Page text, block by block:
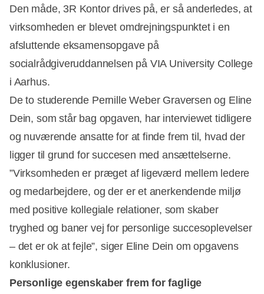
Den måde, 3R Kontor drives på, er så anderledes, at
virksomheden er blevet omdrejningspunktet i en
afsluttende eksamensopgave på
socialrådgiveruddannelsen på VIA University College
i Aarhus.
De to studerende Pernille Weber Graversen og Eline
Dein, som står bag opgaven, har interviewet tidligere
og nuværende ansatte for at finde frem til, hvad der
ligger til grund for succesen med ansættelserne.
”Virksomheden er præget af ligeværd mellem ledere
og medarbejdere, og der er et anerkendende miljø
med positive kollegiale relationer, som skaber
tryghed og baner vej for personlige succesoplevelser
– det er ok at fejle”, siger Eline Dein om opgavens
konklusioner.
Personlige egenskaber frem for faglige